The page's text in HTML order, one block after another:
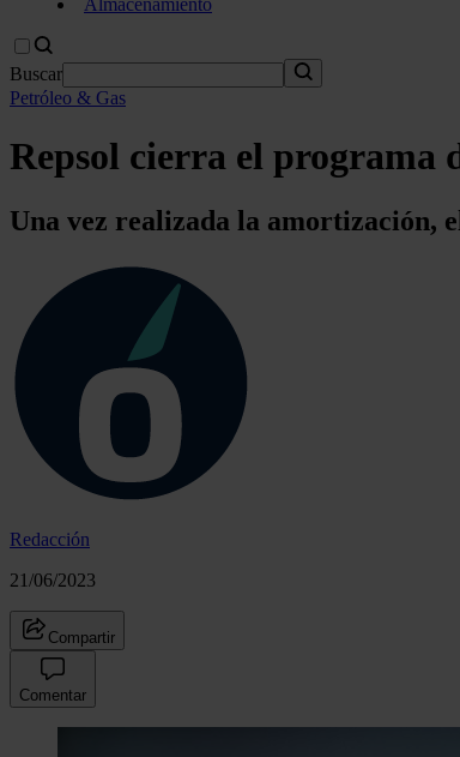
Almacenamiento
Buscar
Petróleo & Gas
Repsol cierra el programa
Una vez realizada la amortización,
Redacción
21/06/2023
Compartir
Comentar